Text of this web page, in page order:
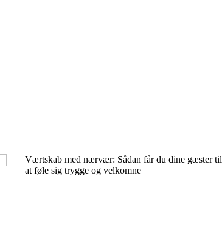
Værtskab med nærvær: Sådan får du dine gæster til
at føle sig trygge og velkomne